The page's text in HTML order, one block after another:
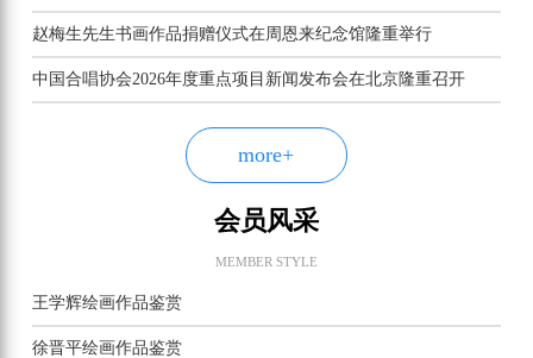
赵梅生先生书画作品捐赠仪式在周恩来纪念馆隆重举行
中国合唱协会2026年度重点项目新闻发布会在北京隆重召开
more+
会员风采
MEMBER STYLE
王学辉绘画作品鉴赏
徐晋平绘画作品鉴赏